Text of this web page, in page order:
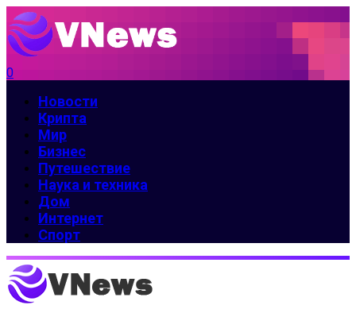
0
Новости
Крипта
Мир
Бизнес
Путешествие
Наука и техника
Дом
Интернет
Спорт